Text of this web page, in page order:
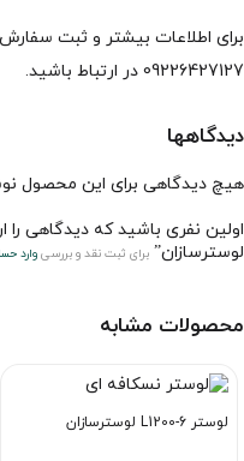
برای اطلاعات بیشتر و ثبت
09226427127 در ارتباط باشید.
دیدگاهها
هیچ دیدگاهی برای این محصول
لوسترسازان” برای ثبت نقد و بررسی وارد
محصولات مشابه
لوستر L1200-6 لوسترسازان